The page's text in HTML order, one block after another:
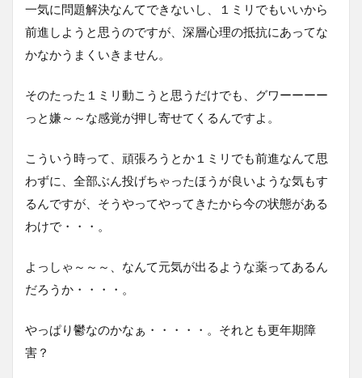
一気に問題解決なんてできないし、１ミリでもいいから
前進しようと思うのですが、深層心理の抵抗にあってな
かなかうまくいきません。
そのたった１ミリ動こうと思うだけでも、グワーーーー
っと嫌～～な感覚が押し寄せてくるんですよ。
こういう時って、頑張ろうとか１ミリでも前進なんて思
わずに、全部ぶん投げちゃったほうが良いような気もす
るんですが、そうやってやってきたから今の状態がある
わけで・・・。
よっしゃ～～～、なんて元気が出るような薬ってあるん
だろうか・・・・。
やっぱり鬱なのかなぁ・・・・・。それとも更年期障
害？